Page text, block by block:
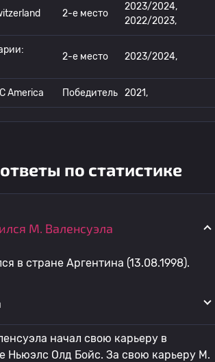
2-е место
2023/2024,
2022/2023,
2-е место 2023/2024,
America Победитель 2021,
по статистике
М. Валенсуэла
в стране Аргентина (13.08.1998).
начал свою карьеру в
Ньюэлс Олд Бойс. За свою карьеру М.